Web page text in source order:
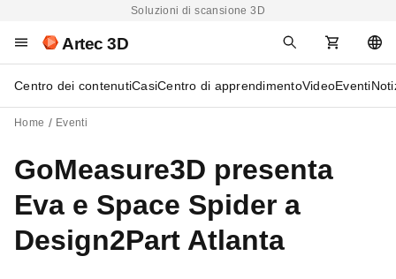
Soluzioni di scansione 3D
Artec 3D
Centro dei contenutiCasiCentro di apprendimentoVideoEventi
Home Eventi
GoMeasure3D presenta
Eva e Space Spider a
Design2Part Atlanta